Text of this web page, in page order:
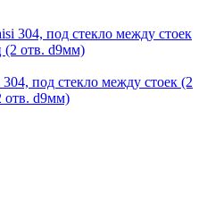
под стекло между стоек (2
отв. d9мм)